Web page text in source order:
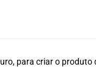
para criar o produto